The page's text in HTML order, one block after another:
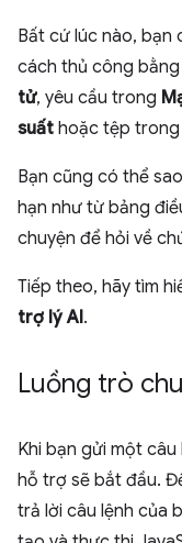
Bất cứ lúc nào, bạn
cách thủ công
tử, yêu cầu trong
suất hoặc tệp trong
Bạn cũng có thể
hạn như từ bảng
chuyện để hỏi về
Tiếp theo, hãy tìm
trợ lý AI.
Luồng trò
Khi bạn gửi một
hỗ trợ sẽ bắt đầu.
trả lời câu lệnh của